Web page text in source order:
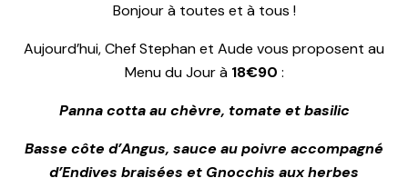
Bonjour à toutes et à tous !
Aujourd’hui, Chef Stephan et Aude vous proposent au
Menu du Jour à 18€90 :
Panna cotta au chèvre, tomate et basilic
Basse côte d’Angus, sauce au poivre accompagné
d’Endives braisées et Gnocchis aux herbes